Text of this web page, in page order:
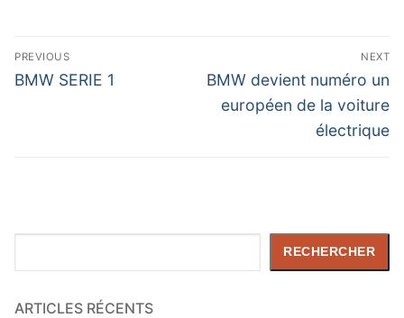
Navigation
de
PREVIOUS
Previous
BMW SERIE 1
NEXT
Next
post:
BMW devient numéro un
européen de la voiture
électrique
RECHERCHER
ARTICLES RÉCENTS